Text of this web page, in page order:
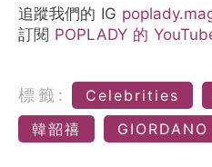
追蹤我們的 IG
訂閱 POPLADY 的
標籤: Celebrities
韓韶禧
GIORDANO